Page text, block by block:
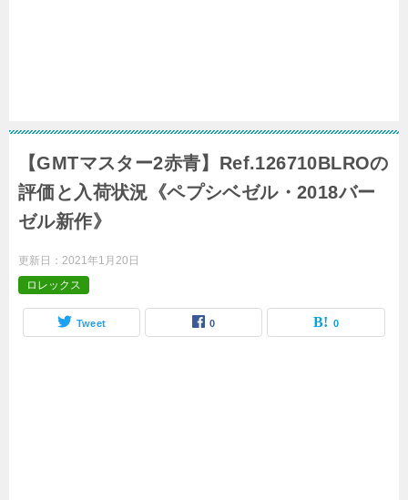
【GMTマスター2赤青】Ref.126710BLROの
評価と入荷状況《ペプシベゼル・2018バー
ゼル新作》
更新日： 2021年1月20日
ロレックス
Tweet 0 0